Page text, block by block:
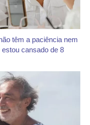
têm a paciência nem
cansado de 8